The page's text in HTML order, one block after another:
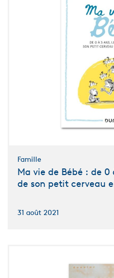
Famille
Ma vie de Bébé : de
de son petit cerveau
31 août 2021